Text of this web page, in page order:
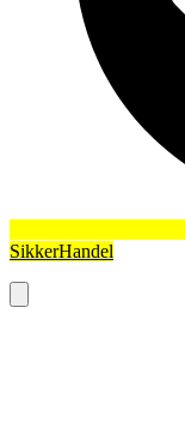
SikkerHandel